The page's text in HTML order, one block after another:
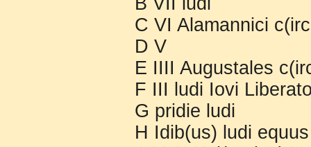
C VI Alamannici
D V
E IIII Augustales
F III ludi Iovi
G pridie ludi
H Idib(us) ludi